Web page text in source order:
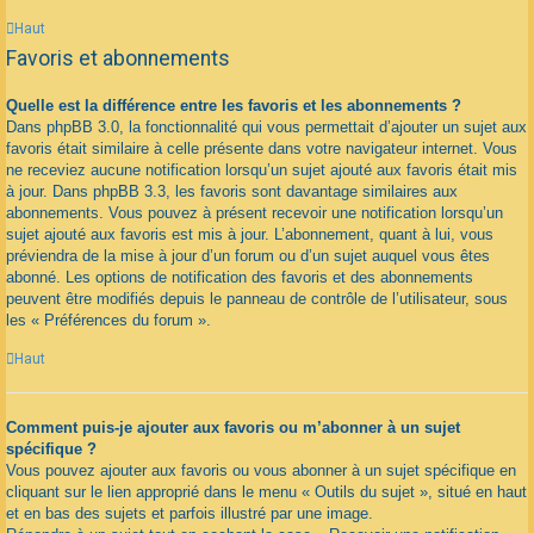
Haut
Favoris et abonnements
Quelle est la différence entre les favoris et les abonnements ?
Dans phpBB 3.0, la fonctionnalité qui vous permettait d’ajouter un sujet aux
favoris était similaire à celle présente dans votre navigateur internet. Vous
ne receviez aucune notification lorsqu’un sujet ajouté aux favoris était mis
à jour. Dans phpBB 3.3, les favoris sont davantage similaires aux
abonnements. Vous pouvez à présent recevoir une notification lorsqu’un
sujet ajouté aux favoris est mis à jour. L’abonnement, quant à lui, vous
préviendra de la mise à jour d’un forum ou d’un sujet auquel vous êtes
abonné. Les options de notification des favoris et des abonnements
peuvent être modifiés depuis le panneau de contrôle de l’utilisateur, sous
les « Préférences du forum ».
Haut
Comment puis-je ajouter aux favoris ou m’abonner à un sujet
spécifique ?
Vous pouvez ajouter aux favoris ou vous abonner à un sujet spécifique en
cliquant sur le lien approprié dans le menu « Outils du sujet », situé en haut
et en bas des sujets et parfois illustré par une image.